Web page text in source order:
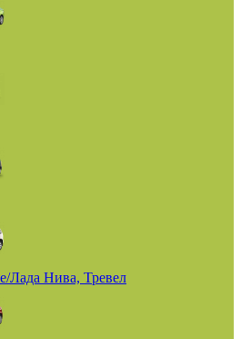
Лада Нива, Тревел